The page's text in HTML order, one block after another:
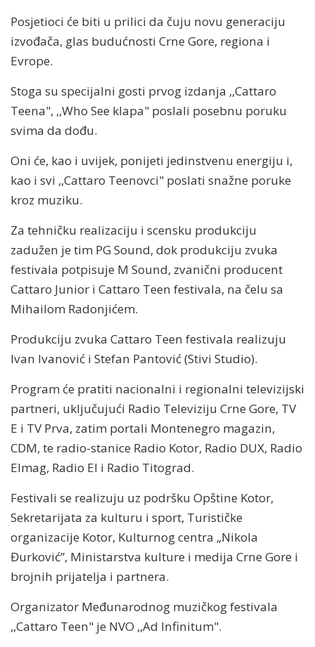
Posjetioci će biti u prilici da čuju novu generaciju
izvođača, glas budućnosti Crne Gore, regiona i
Evrope.
Stoga su specijalni gosti prvog izdanja ,,Cattaro
Teena", ,,Who See klapa" poslali posebnu poruku
svima da dođu.
Oni će, kao i uvijek, ponijeti jedinstvenu energiju i,
kao i svi ,,Cattaro Teenovci" poslati snažne poruke
kroz muziku.
Za tehničku realizaciju i scensku produkciju
zadužen je tim PG Sound, dok produkciju zvuka
festivala potpisuje M Sound, zvanični producent
Cattaro Junior i Cattaro Teen festivala, na čelu sa
Mihailom Radonjićem.
Produkciju zvuka Cattaro Teen festivala realizuju
Ivan Ivanović i Stefan Pantović (Stivi Studio).
Program će pratiti nacionalni i regionalni televizijski
partneri, uključujući Radio Televiziju Crne Gore, TV
E i TV Prva, zatim portali Montenegro magazin,
CDM, te radio-stanice Radio Kotor, Radio DUX, Radio
Elmag, Radio El i Radio Titograd.
Festivali se realizuju uz podršku Opštine Kotor,
Sekretarijata za kulturu i sport, Turističke
organizacije Kotor, Kulturnog centra „Nikola
Đurković”, Ministarstva kulture i medija Crne Gore i
brojnih prijatelja i partnera.
Organizator Međunarodnog muzičkog festivala
,,Cattaro Teen" je NVO ,,Ad Infinitum".